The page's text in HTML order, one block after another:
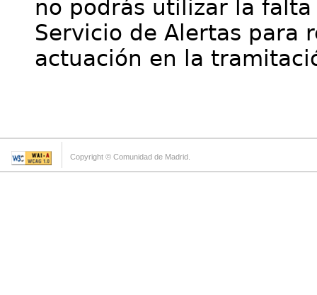
no podrás utilizar la
Servicio de Alertas para
actuación en la
Copyright © Comunidad de Madrid.